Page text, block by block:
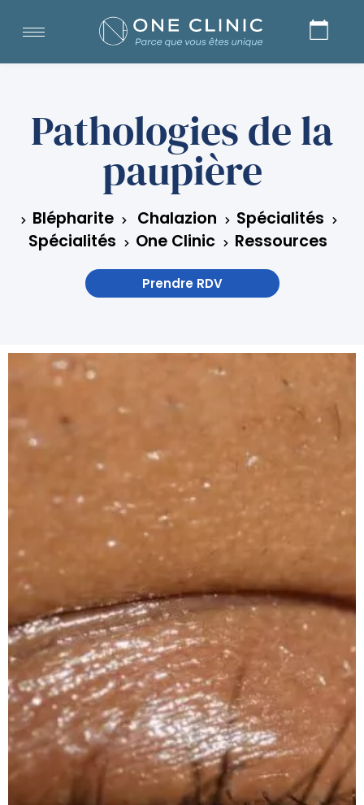
Pathologies de la
paupière
Blépharite Chalazion
Spécialités
Spécialités
One Clinic Ressources
Prendre RDV